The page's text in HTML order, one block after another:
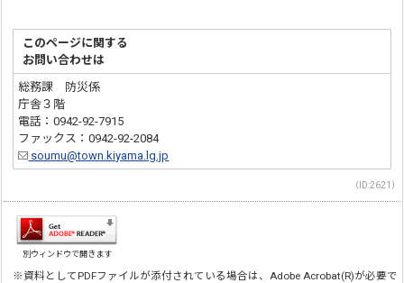
このページに関する
お問い合わせは
総務課 防災係
庁舎３階
電話：0942-92-7915
ファックス：0942-92-2084
soumu@town.kiyama.lg.jp
（ID:2621）
別ウィンドウで開きます
※資料としてPDFファイルが添付されている場合は、Adobe Acrobat(R)が必要で